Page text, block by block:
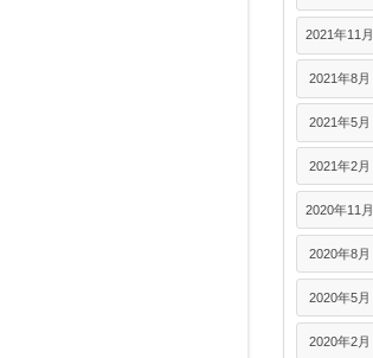
2021年11月
2021年8月
2021年5月
2021年2月
2020年11月
2020年8月
2020年5月
2020年2月